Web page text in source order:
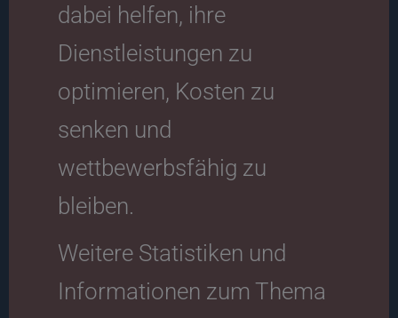
dabei helfen, ihre
Dienstleistungen zu
optimieren, Kosten zu
senken und
wettbewerbsfähig zu
bleiben.
Weitere Statistiken und
Informationen zum Thema